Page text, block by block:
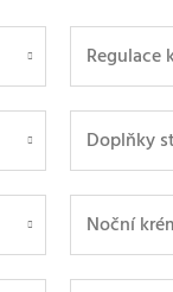
Regulace
Doplňky
Noční